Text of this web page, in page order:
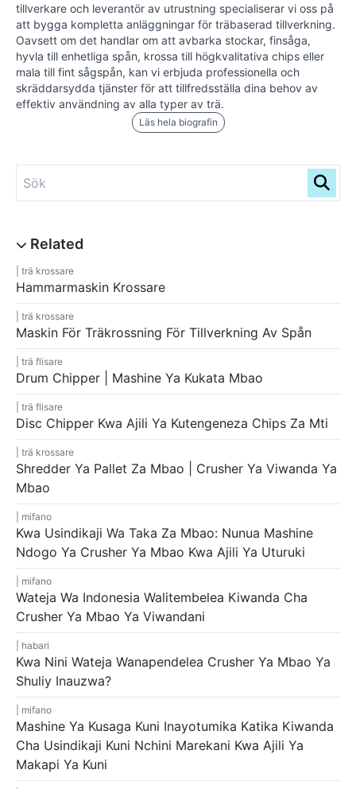
tillverkare och leverantör av utrustning specialiserar vi oss på
att bygga kompletta anläggningar för träbaserad tillverkning.
Oavsett om det handlar om att avbarka stockar, finsåga,
hyvla till enhetliga spån, krossa till högkvalitativa chips eller
mala till fint sågspån, kan vi erbjuda professionella och
skräddarsydda tjänster för att tillfredsställa dina behov av
effektiv användning av alla typer av trä.
Läs hela biografin
trä krossare
Hammarmaskin Krossare
trä krossare
Maskin För Träkrossning För Tillverkning Av Spån
trä flisare
Drum Chipper | Mashine Ya Kukata Mbao
trä flisare
Disc Chipper Kwa Ajili Ya Kutengeneza Chips Za Mti
trä krossare
Shredder Ya Pallet Za Mbao | Crusher Ya Viwanda Ya
Mbao
mifano
Kwa Usindikaji Wa Taka Za Mbao: Nunua Mashine
Ndogo Ya Crusher Ya Mbao Kwa Ajili Ya Uturuki
mifano
Wateja Wa Indonesia Walitembelea Kiwanda Cha
Crusher Ya Mbao Ya Viwandani
habari
Kwa Nini Wateja Wanapendelea Crusher Ya Mbao Ya
Shuliy Inauzwa?
mifano
Mashine Ya Kusaga Kuni Inayotumika Katika Kiwanda
Cha Usindikaji Kuni Nchini Marekani Kwa Ajili Ya
Makapi Ya Kuni